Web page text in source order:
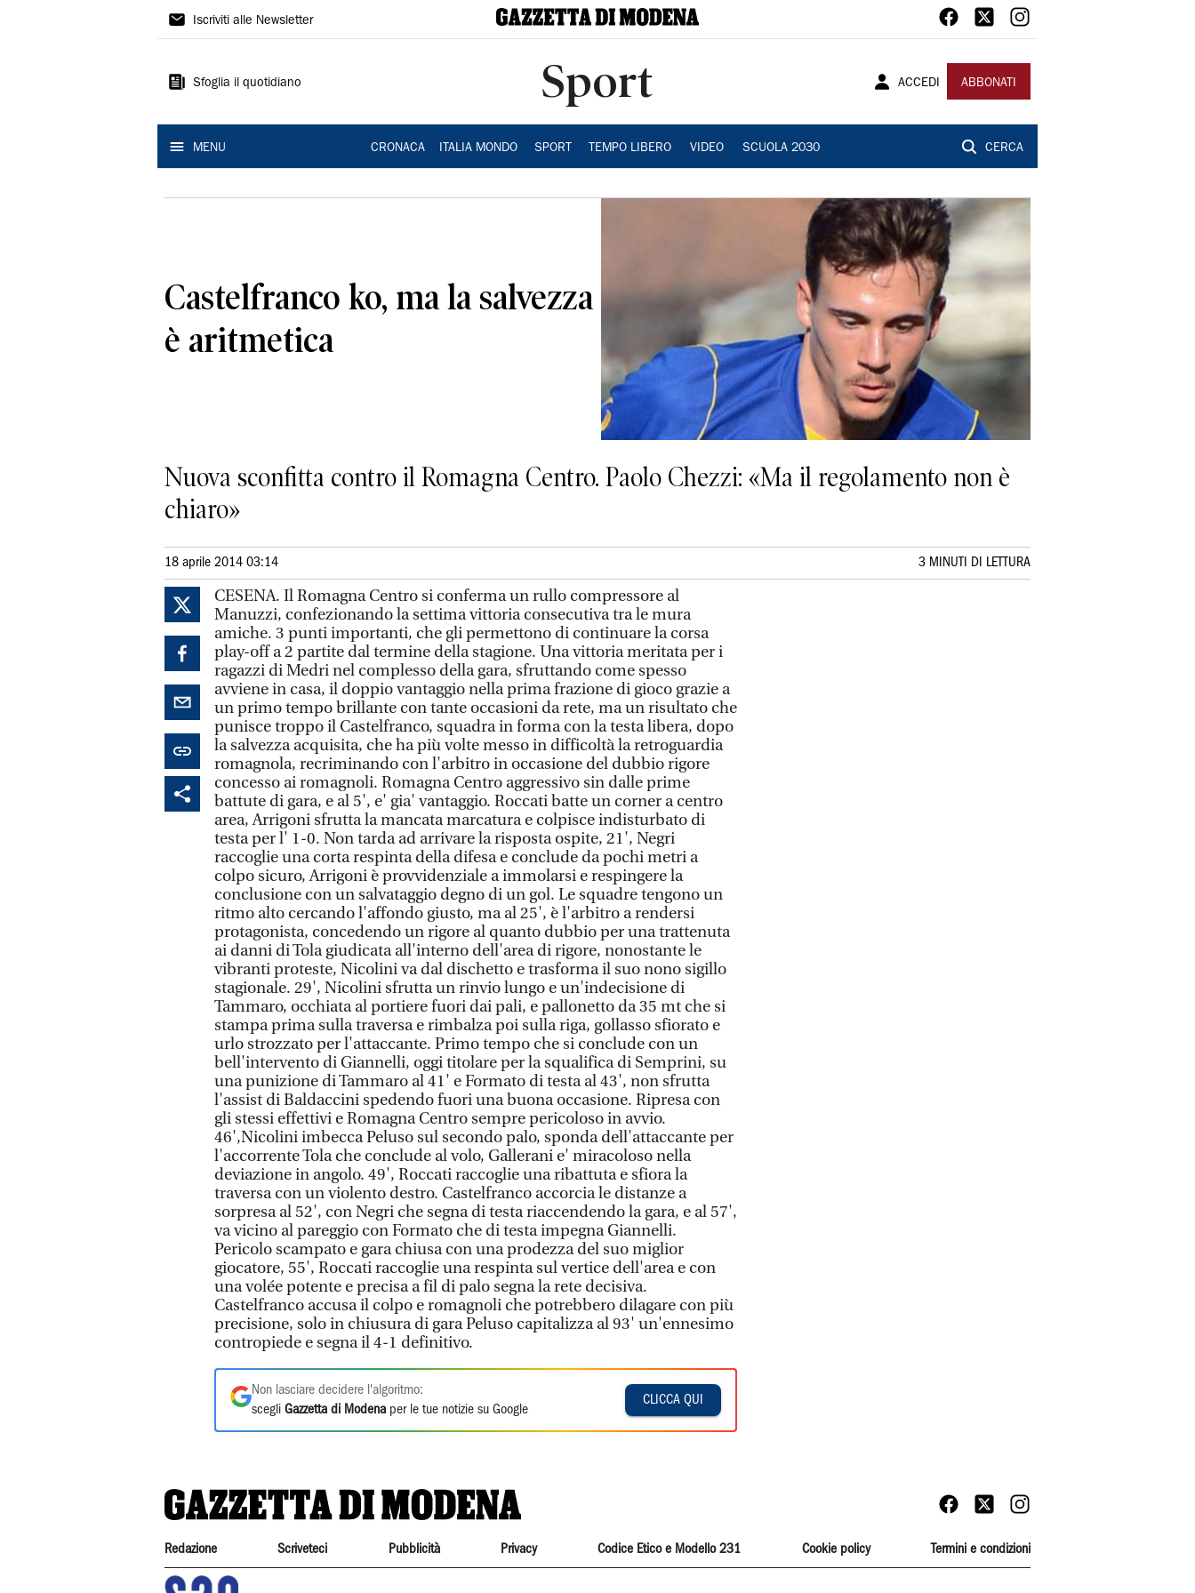
Gazzetta
Modena
Iscriviti alle Newsletter
Sfoglia il quotidiano Sport ACCEDI ABBONATI
MENU CRONACA ITALIA MONDO SPORT TEMPO LIBERO VIDEO SCUOLA 2030 CERCA
Castelfranco ko, ma la salvezza
è aritmetica
Nuova sconfitta contro il Romagna Centro. Paolo Chezzi: «Ma il regolamento non è
chiaro»
18 aprile 2014 03:14 3 MINUTI DI LETTURA
CESENA. Il Romagna Centro si conferma un rullo compressore al
Manuzzi, confezionando la settima vittoria consecutiva tra le mura
amiche. 3 punti importanti, che gli permettono di continuare la corsa
play-off a 2 partite dal termine della stagione. Una vittoria meritata per i
ragazzi di Medri nel complesso della gara, sfruttando come spesso
avviene in casa, il doppio vantaggio nella prima frazione di gioco grazie a
un primo tempo brillante con tante occasioni da rete, ma un risultato che
punisce troppo il Castelfranco, squadra in forma con la testa libera, dopo
la salvezza acquisita, che ha più volte messo in difficoltà la retroguardia
romagnola, recriminando con l'arbitro in occasione del dubbio rigore
concesso ai romagnoli. Romagna Centro aggressivo sin dalle prime
battute di gara, e al 5', e' gia' vantaggio. Roccati batte un corner a centro
area, Arrigoni sfrutta la mancata marcatura e colpisce indisturbato di
testa per l' 1-0. Non tarda ad arrivare la risposta ospite, 21', Negri
raccoglie una corta respinta della difesa e conclude da pochi metri a
colpo sicuro, Arrigoni è provvidenziale a immolarsi e respingere la
conclusione con un salvataggio degno di un gol. Le squadre tengono un
ritmo alto cercando l'affondo giusto, ma al 25', è l'arbitro a rendersi
protagonista, concedendo un rigore al quanto dubbio per una trattenuta
ai danni di Tola giudicata all'interno dell'area di rigore, nonostante le
vibranti proteste, Nicolini va dal dischetto e trasforma il suo nono sigillo
stagionale. 29', Nicolini sfrutta un rinvio lungo e un'indecisione di
Tammaro, occhiata al portiere fuori dai pali, e pallonetto da 35 mt che si
stampa prima sulla traversa e rimbalza poi sulla riga, gollasso sfiorato e
urlo strozzato per l'attaccante. Primo tempo che si conclude con un
bell'intervento di Giannelli, oggi titolare per la squalifica di Semprini, su
una punizione di Tammaro al 41' e Formato di testa al 43', non sfrutta
l'assist di Baldaccini spedendo fuori una buona occasione. Ripresa con
gli stessi effettivi e Romagna Centro sempre pericoloso in avvio.
46',Nicolini imbecca Peluso sul secondo palo, sponda dell'attaccante per
l'accorrente Tola che conclude al volo, Gallerani e' miracoloso nella
deviazione in angolo. 49', Roccati raccoglie una ribattuta e sfiora la
traversa con un violento destro. Castelfranco accorcia le distanze a
sorpresa al 52', con Negri che segna di testa riaccendendo la gara, e al 57',
va vicino al pareggio con Formato che di testa impegna Giannelli.
Pericolo scampato e gara chiusa con una prodezza del suo miglior
giocatore, 55', Roccati raccoglie una respinta sul vertice dell'area e con
una volée potente e precisa a fil di palo segna la rete decisiva.
Castelfranco accusa il colpo e romagnoli che potrebbero dilagare con più
precisione, solo in chiusura di gara Peluso capitalizza al 93' un'ennesimo
contropiede e segna il 4-1 definitivo.
Non lasciare decidere l'algoritmo:
scegli Gazzetta di Modena per le tue notizie su Google
CLICCA QUI
Redazione Scriveteci Pubblicità Privacy Codice Etico e Modello 231 Cookie policy Termini e condizioni